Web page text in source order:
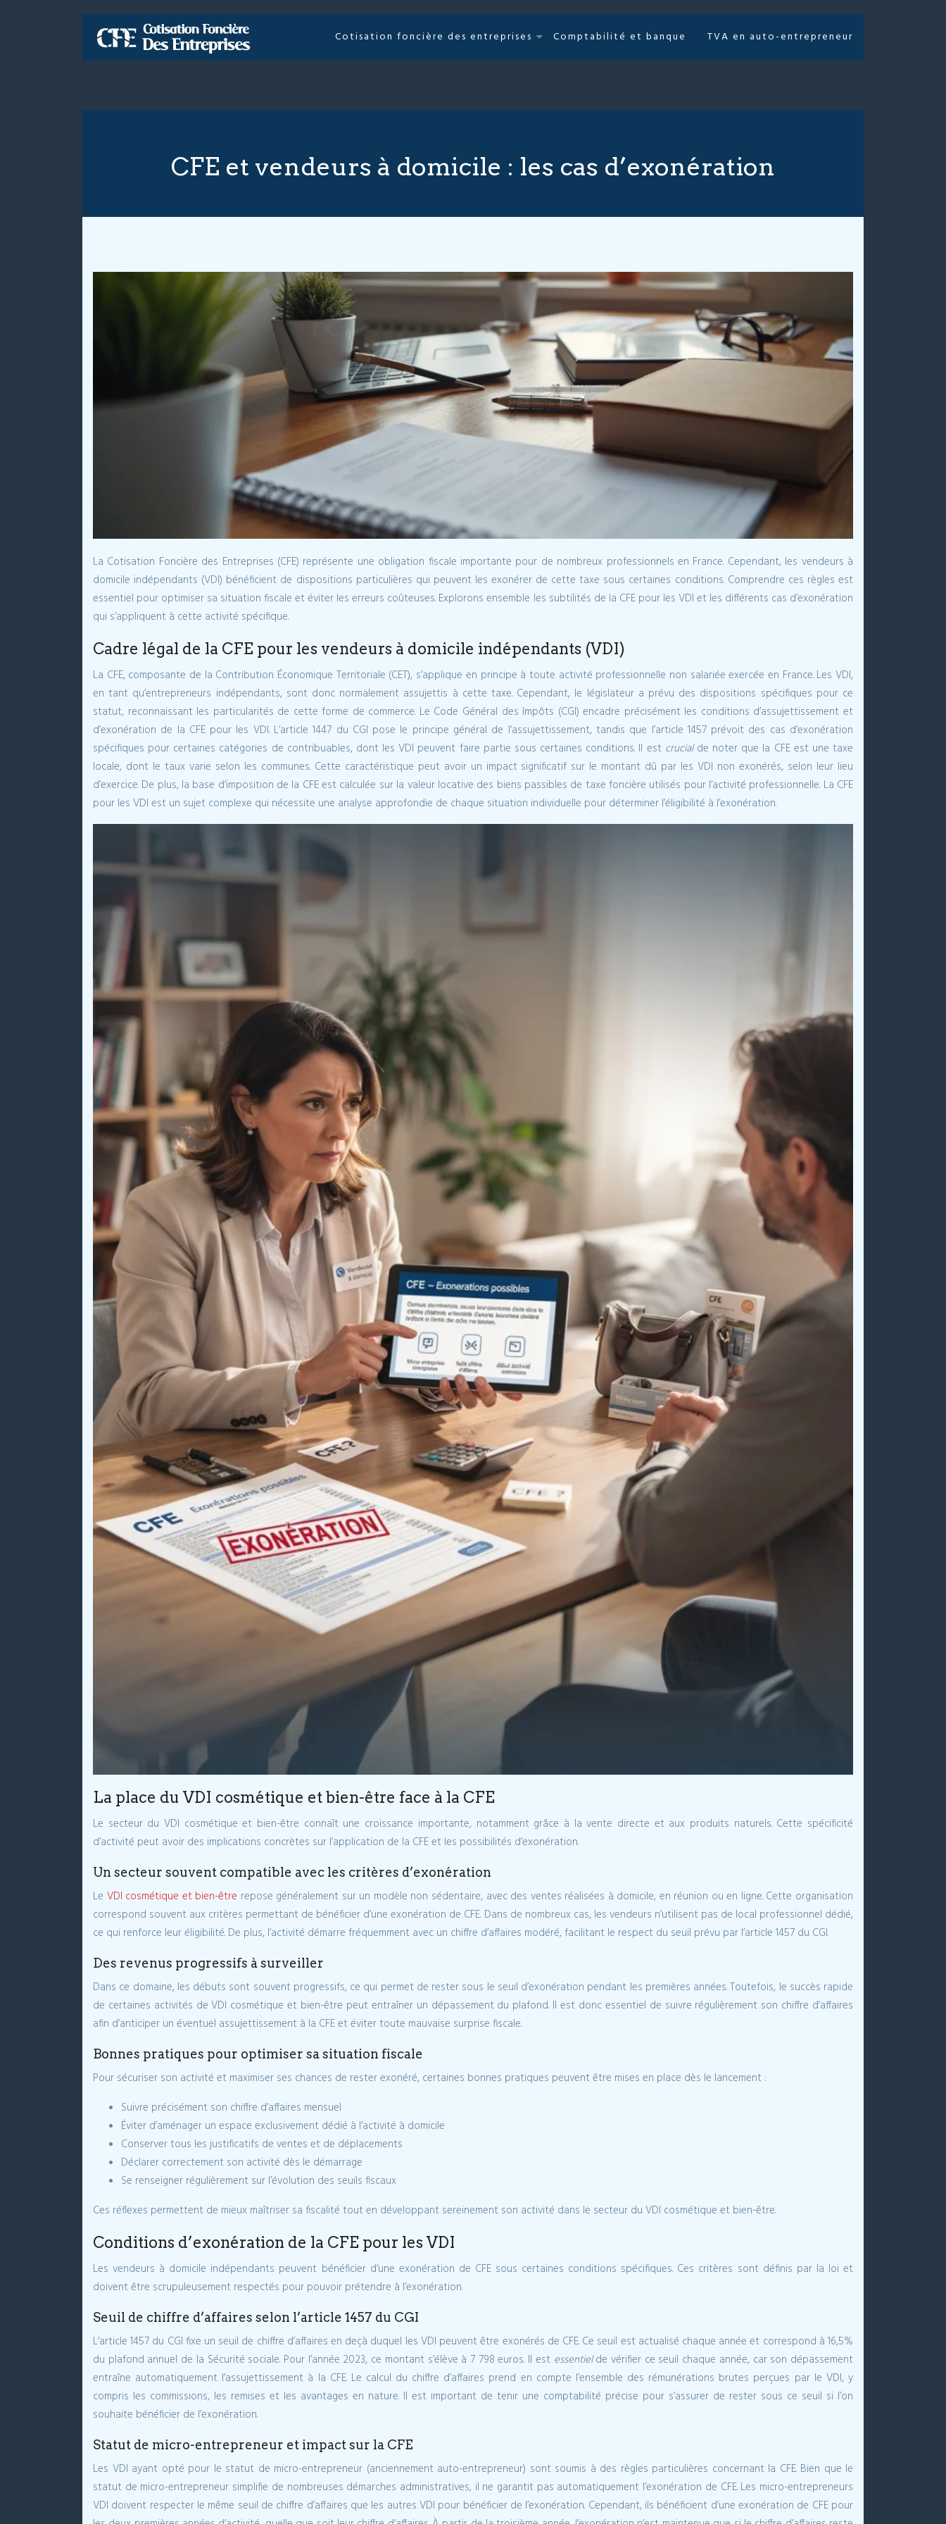
Cotisation foncière des entreprises Comptabilité et banque TVA en auto-entrepreneur
CFE et vendeurs à domicile : les cas d’exonération
La Cotisation Foncière des Entreprises (CFE) représente une obligation fiscale importante pour de nombreux professionnels en France. Cependant, les vendeurs à
domicile indépendants (VDI) bénéficient de dispositions particulières qui peuvent les exonérer de cette taxe sous certaines conditions. Comprendre ces règles est
essentiel pour optimiser sa situation fiscale et éviter les erreurs coûteuses. Explorons ensemble les subtilités de la CFE pour les VDI et les différents cas d’exonération
qui s’appliquent à cette activité spécifique.
Cadre légal de la CFE pour les vendeurs à domicile indépendants (VDI)
La CFE, composante de la Contribution Économique Territoriale (CET), s’applique en principe à toute activité professionnelle non salariée exercée en France. Les VDI,
en tant qu’entrepreneurs indépendants, sont donc normalement assujettis à cette taxe. Cependant, le législateur a prévu des dispositions spécifiques pour ce
statut, reconnaissant les particularités de cette forme de commerce. Le Code Général des Impôts (CGI) encadre précisément les conditions d’assujettissement et
d’exonération de la CFE pour les VDI. L’article 1447 du CGI pose le principe général de l’assujettissement, tandis que l’article 1457 prévoit des cas d’exonération
spécifiques pour certaines catégories de contribuables, dont les VDI peuvent faire partie sous certaines conditions. Il est crucialde noter que la CFE est une taxe
locale, dont le taux varie selon les communes. Cette caractéristique peut avoir un impact significatif sur le montant dû par les VDI non exonérés, selon leur lieu
d’exercice. De plus, la base d’imposition de la CFE est calculée sur la valeur locative des biens passibles de taxe foncière utilisés pour l’activité professionnelle. La CFE
pour les VDI est un sujet complexe qui nécessite une analyse approfondie de chaque situation individuelle pour déterminer l’éligibilité à l’exonération.
La place du VDI cosmétique et bien-être face à la CFE
Le secteur du VDI cosmétique et bien-être connaît une croissance importante, notamment grâce à la vente directe et aux produits naturels. Cette spécificité
d’activité peut avoir des implications concrètes sur l’application de la CFE et les possibilités d’exonération.
Un secteur souvent compatible avec les critères d’exonération
Le VDI cosmétique et bien-être repose généralement sur un modèle non sédentaire, avec des ventes réalisées à domicile, en réunion ou en ligne. Cette organisation
correspond souvent aux critères permettant de bénéficier d’une exonération de CFE. Dans de nombreux cas, les vendeurs n’utilisent pas de local professionnel dédié,
ce qui renforce leur éligibilité. De plus, l’activité démarre fréquemment avec un chiffre d’affaires modéré, facilitant le respect du seuil prévu par l’article 1457 du CGI.
Des revenus progressifs à surveiller
Dans ce domaine, les débuts sont souvent progressifs, ce qui permet de rester sous le seuil d’exonération pendant les premières années. Toutefois, le succès rapide
de certaines activités de VDI cosmétique et bien-être peut entraîner un dépassement du plafond. Il est donc essentiel de suivre régulièrement son chiffre d’affaires
afin d’anticiper un éventuel assujettissement à la CFE et éviter toute mauvaise surprise fiscale.
Bonnes pratiques pour optimiser sa situation fiscale
Pour sécuriser son activité et maximiser ses chances de rester exonéré, certaines bonnes pratiques peuvent être mises en place dès le lancement :
Suivre précisément son chiffre d’affaires mensuel
Éviter d’aménager un espace exclusivement dédié à l’activité à domicile
Conserver tous les justificatifs de ventes et de déplacements
Déclarer correctement son activité dès le démarrage
Se renseigner régulièrement sur l’évolution des seuils fiscaux
Ces réflexes permettent de mieux maîtriser sa fiscalité tout en développant sereinement son activité dans le secteur du VDI cosmétique et bien-être.
Conditions d’exonération de la CFE pour les VDI
Les vendeurs à domicile indépendants peuvent bénéficier d’une exonération de CFE sous certaines conditions spécifiques. Ces critères sont définis par la loi et
doivent être scrupuleusement respectés pour pouvoir prétendre à l’exonération.
Seuil de chiffre d’affaires selon l’article 1457 du CGI
L’article 1457 du CGI fixe un seuil de chiffre d’affaires en deçà duquel les VDI peuvent être exonérés de CFE. Ce seuil est actualisé chaque année et correspond à 16,5%
du plafond annuel de la Sécurité sociale. Pour l’année 2023, ce montant s’élève à 7 798 euros. Il est essentielde vérifier ce seuil chaque année, car son dépassement
entraîne automatiquement l’assujettissement à la CFE. Le calcul du chiffre d’affaires prend en compte l’ensemble des rémunérations brutes perçues par le VDI, y
compris les commissions, les remises et les avantages en nature. Il est important de tenir une comptabilité précise pour s’assurer de rester sous ce seuil si l’on
souhaite bénéficier de l’exonération.
Statut de micro-entrepreneur et impact sur la CFE
Les VDI ayant opté pour le statut de micro-entrepreneur (anciennement auto-entrepreneur) sont soumis à des règles particulières concernant la CFE. Bien que le
statut de micro-entrepreneur simplifie de nombreuses démarches administratives, il ne garantit pas automatiquement l’exonération de CFE. Les micro-entrepreneurs
VDI doivent respecter le même seuil de chiffre d’affaires que les autres VDI pour bénéficier de l’exonération. Cependant, ils bénéficient d’une exonération de CFE pour